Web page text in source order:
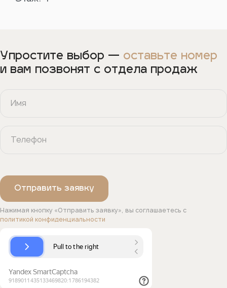
Упростите выбор — оставьте номер
и вам позвонят с отдела продаж
Нажимая кнопку «Отправить заявку», вы соглашаетесь с
политикой конфиденциальности